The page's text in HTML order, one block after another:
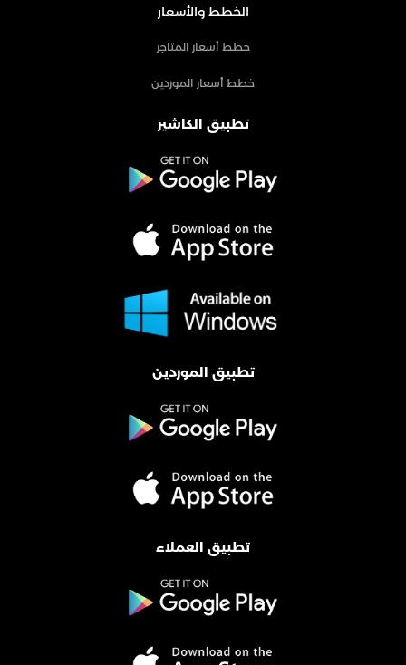
الخطط والأسعار
خطط أسعار المتاجر
خطط أسعار الموردين
تطبيق الكاشير
تطبيق الموردين
تطبيق العملاء